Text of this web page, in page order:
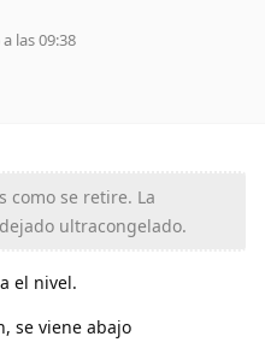
las 09:38
como se retire. La
ultracongelado.
el nivel.
se viene abajo